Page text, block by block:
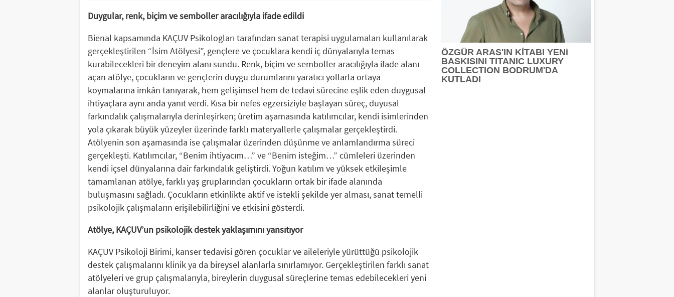
Duygular, renk, biçim ve semboller aracılığıyla ifade edildi
Bienal kapsamında KAÇUV Psikologları tarafından sanat terapisi uygulamaları kullanılarak
gerçekleştirilen “İsim Atölyesi”, gençlere ve çocuklara kendi iç dünyalarıyla temas
kurabilecekleri bir deneyim alanı sundu. Renk, biçim ve semboller aracılığıyla ifade alanı
açan atölye, çocukların ve gençlerin duygu durumlarını yaratıcı yollarla ortaya
koymalarına imkân tanıyarak, hem gelişimsel hem de tedavi sürecine eşlik eden duygusal
ihtiyaçlara aynı anda yanıt verdi. Kısa bir nefes egzersiziyle başlayan süreç, duyusal
farkındalık çalışmalarıyla derinleşirken; üretim aşamasında katılımcılar, kendi isimlerinden
yola çıkarak büyük yüzeyler üzerinde farklı materyallerle çalışmalar gerçekleştirdi.
Atölyenin son aşamasında ise çalışmalar üzerinden düşünme ve anlamlandırma süreci
gerçekleşti. Katılımcılar, “Benim ihtiyacım…” ve “Benim isteğim…” cümleleri üzerinden
kendi içsel dünyalarına dair farkındalık geliştirdi. Yoğun katılım ve yüksek etkileşimle
tamamlanan atölye, farklı yaş gruplarından çocukların ortak bir ifade alanında
buluşmasını sağladı. Çocukların etkinlikte aktif ve istekli şekilde yer alması, sanat temelli
psikolojik çalışmaların erişilebilirliğini ve etkisini gösterdi.
Atölye, KAÇUV’un psikolojik destek yaklaşımını yansıtıyor
KAÇUV Psikoloji Birimi, kanser tedavisi gören çocuklar ve aileleriyle yürüttüğü psikolojik
destek çalışmalarını klinik ya da bireysel alanlarla sınırlamıyor. Gerçekleştirilen farklı sanat
atölyeleri ve grup çalışmalarıyla, bireylerin duygusal süreçlerine temas edebilecekleri yeni
alanlar oluşturuluyor.
ÖZGÜR ARAS'IN KİTABI YENi
BASKISINI TITANIC LUXURY
COLLECTION BODRUM'DA
KUTLADI